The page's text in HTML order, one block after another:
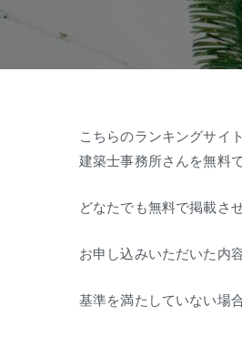
こちらのランキングサイ
建築士事務所さんを無料
どなたでも無料で掲載さ
お申し込みいただいた内
基準を満たしていない場